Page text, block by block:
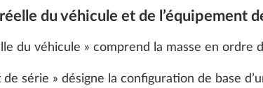
du véhicule et de l’équipement
du véhicule » comprend la masse en ordre
de série » désigne la configuration de base